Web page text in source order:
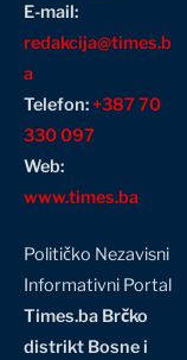
E-mail:
redakcija@times.b
a
Telefon:+387 70
330 097
Web:
www.times.ba
Političko Nezavisni
Informativni Portal
Times.ba Brčko
distrikt Bosne i